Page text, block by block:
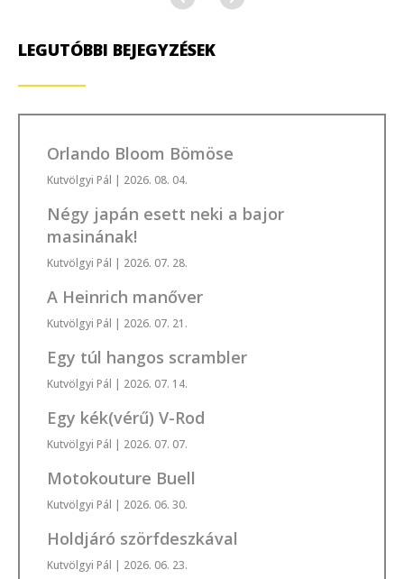
LEGUTÓBBI BEJEGYZÉSEK
Orlando Bloom Bömöse
Kutvölgyi Pál | 2026. 08. 04.
Négy japán esett neki a bajor
masinának!
Kutvölgyi Pál | 2026. 07. 28.
A Heinrich manőver
Kutvölgyi Pál | 2026. 07. 21.
Egy túl hangos scrambler
Kutvölgyi Pál | 2026. 07. 14.
Egy kék(vérű) V-Rod
Kutvölgyi Pál | 2026. 07. 07.
Motokouture Buell
Kutvölgyi Pál | 2026. 06. 30.
Holdjáró szörfdeszkával
Kutvölgyi Pál | 2026. 06. 23.